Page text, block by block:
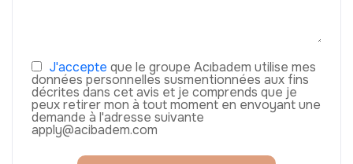
J'accepte que le groupe Acıbadem utilise mes
données personnelles susmentionnées aux fins
décrites dans cet avis et je comprends que je
peux retirer mon à tout moment en envoyant une
demande à l'adresse suivante
apply@acibadem.com